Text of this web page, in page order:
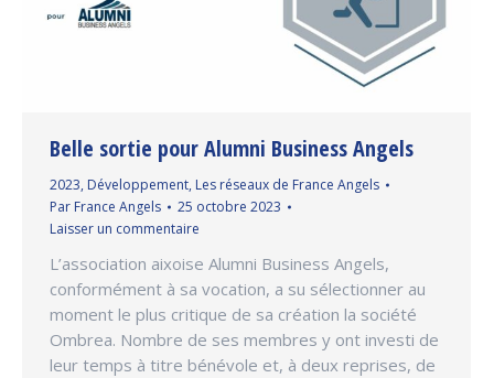
Belle sortie pour Alumni Business Angels
2023, Développement, Les réseaux de France Angels
Par France Angels
25 octobre 2023
Laisser un commentaire
L’association aixoise Alumni Business Angels,
conformément à sa vocation, a su sélectionner au
moment le plus critique de sa création la société
Ombrea. Nombre de ses membres y ont investi de
leur temps à titre bénévole et, à deux reprises, de